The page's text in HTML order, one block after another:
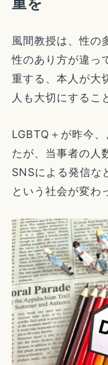
風間教授は、性の
性のあり方が違っ
重する、本人が大
人も大切にするこ
LGBTQ＋が昨今
たが、当事者の人
SNSによる発信な
という社会が変わ